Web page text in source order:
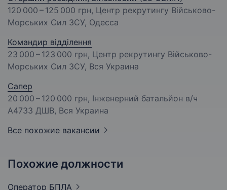
120 000 – 125 000 грн, Центр рекрутингу Військово-
Морських Сил ЗСУ, Одесса
Командир відділення
23 000 – 123 000 грн, Центр рекрутингу Військово-
Морських Сил ЗСУ, Вся Украина
Сапер
20 000 – 120 000 грн, Інженерний батальйон в/ч
А4733 ДШВ, Вся Украина
Все похожие вакансии
Похожие должности
Оператор БПЛА